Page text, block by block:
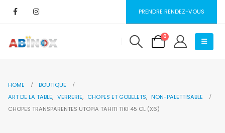
PRENDRE RENDEZ-VOUS
0
HOME
BOUTIQUE
ART DE LA TABLE, VERRERIE, CHOPES ET GOBELETS, NON-PALETTISABLE
CHOPES TRANSPARENTES UTOPIA TAHITI TIKI 45 CL (X6)